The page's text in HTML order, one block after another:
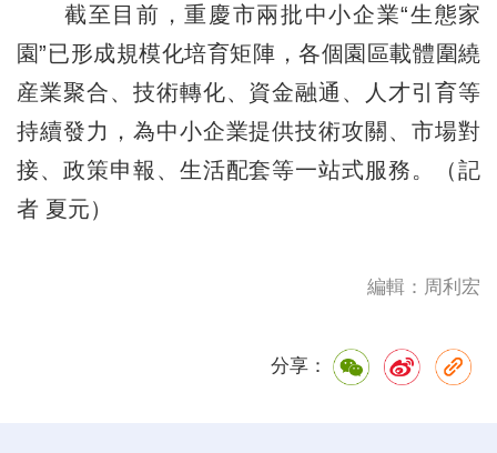
截至目前，重慶市兩批中小企業“生態家
園”已形成規模化培育矩陣，各個園區載體圍繞
産業聚合、技術轉化、資金融通、人才引育等
持續發力，為中小企業提供技術攻關、市場對
接、政策申報、生活配套等一站式服務。（記
者 夏元）
編輯：周利宏
分享：